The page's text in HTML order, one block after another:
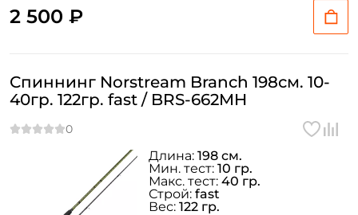
2 500 ₽
Спиннинг Norstream Branch 198см. 10-
40гр. 122гр. fast / BRS-662MH
Длина: 198 см.
Мин. тест: 10 гр.
Макс. тест: 40 гр.
Строй: fast
Вес: 122 гр.